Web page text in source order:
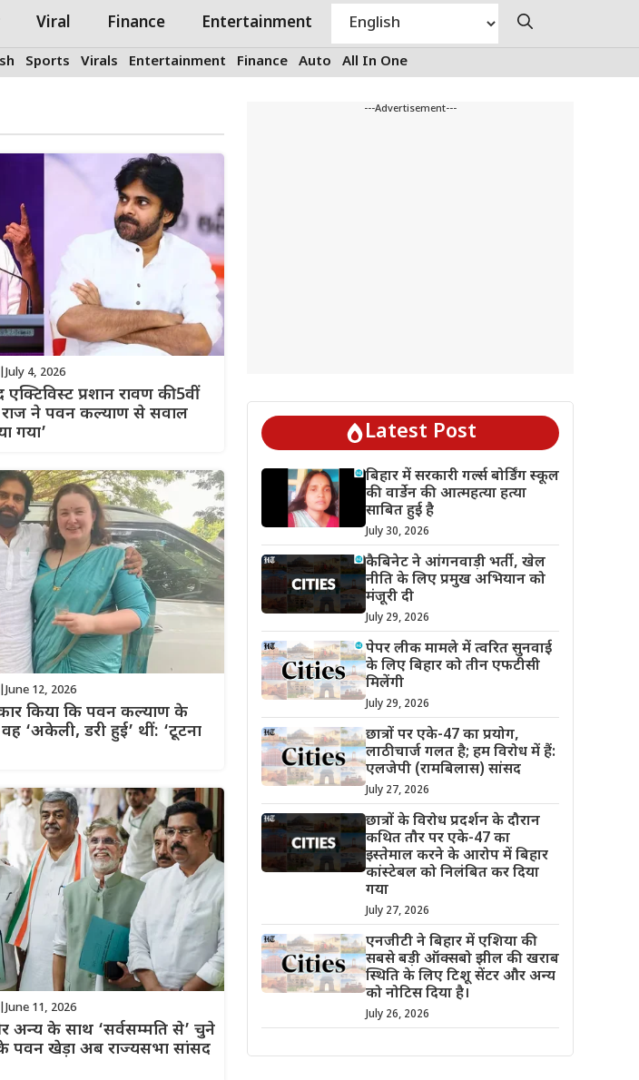
Viral Finance Entertainment
Sports Virals Entertainment Finance Auto All In One
July 4, 2026
प्रशान रावण की 5वीं
राज ने पवन कल्याण से सवाल
गया’
June 12, 2026
किया कि पवन कल्याण के
‘अकेली, डरी हुई’ थीं: ‘टूटना
June 11, 2026
के साथ ‘सर्वसम्मति से’ चुने
पवन खेड़ा अब राज्यसभा सांसद
---Advertisement---
Latest Post
बिहार में सरकारी गर्ल्स बोर्डिंग स्कूल
की वार्डेन की आत्महत्या हत्या
साबित हुई है
July 30, 2026
कैबिनेट ने आंगनवाड़ी भर्ती, खेल
नीति के लिए प्रमुख अभियान को
मंजूरी दी
July 29, 2026
पेपर लीक मामले में त्वरित सुनवाई
के लिए बिहार को तीन एफटीसी
मिलेंगी
July 29, 2026
छात्रों पर एके-47 का प्रयोग,
लाठीचार्ज गलत है; हम विरोध में हैं:
एलजेपी (रामबिलास) सांसद
July 27, 2026
छात्रों के विरोध प्रदर्शन के दौरान
कथित तौर पर एके-47 का
इस्तेमाल करने के आरोप में बिहार
कांस्टेबल को निलंबित कर दिया
गया
July 27, 2026
एनजीटी ने बिहार में एशिया की
सबसे बड़ी ऑक्सबो झील की खराब
स्थिति के लिए टिशू सेंटर और अन्य
को नोटिस दिया है।
July 26, 2026